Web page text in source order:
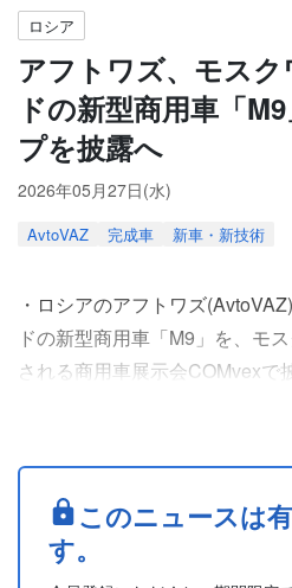
ロシア
アフトワズ、モス
ドの新型商用車「
プを披露へ
2026年05月27日(水)
AvtoVAZ 完成車 新車・新技術
・ロシアのアフトワズ
ドの新型商用車「M9」を、モ
される商用車展示会COMvexで
デル。7人乗りまたは8人乗り
バス、商用バンの4通りの仕様
・同社によると、「M9」は
このニュースは
す。